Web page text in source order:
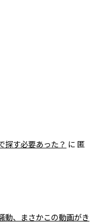
探す必要あった？ に 匿
動、まさかこの動画がき